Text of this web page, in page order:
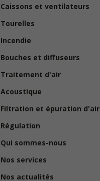
Caissons et ventilateurs
Tourelles
Incendie
Bouches et diffuseurs
Traitement d'air
Acoustique
Filtration et épuration d'air
Régulation
Qui sommes-nous
Nos services
Nos actualités